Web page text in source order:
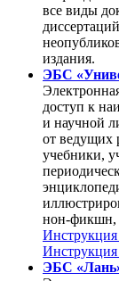
все виды
издания.
ЭБС
доступ к
и научной
от ведущих
учебники,
нон-фикшн,
Инструкция
Инструкция
ЭБС